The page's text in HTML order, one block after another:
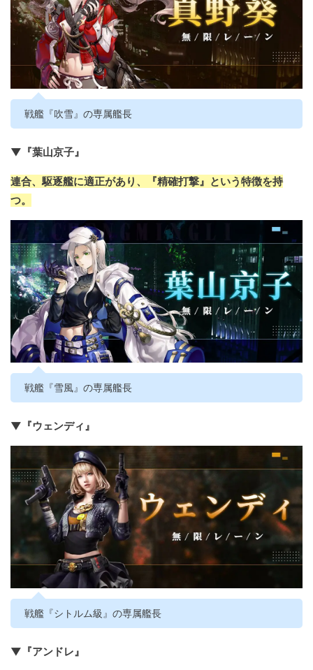
戦艦『吹雪』の専属艦長
▼『葉山京子』
連合、駆逐艦に適正があり、『精確打撃』という特徴を持
つ。
戦艦『雪風』の専属艦長
▼『ウェンディ』
戦艦『シトルム級』の専属艦長
▼『アンドレ』